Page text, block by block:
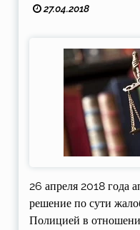
27.04.2018
26 апреля 2018 года
решение по сути
Полицией в